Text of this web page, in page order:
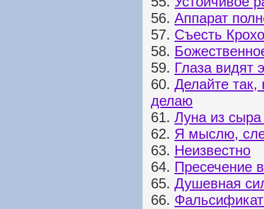
56. Аппарат
57. Съесть
58.
59. Глаза видят
60. Делайте так,
делаю
61. Луна из
62. Я мыслю,
63. Неизвестно
64. Пресечение
65. Душевная
66.